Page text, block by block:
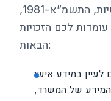
בהתאם לחוק הגנת הפרטיות, התשמ”א-1981,
לרבות תיקון מס’ 13, עומדות לכם הזכויות
הבאות:
במידע אישי
המידע של המשרד,